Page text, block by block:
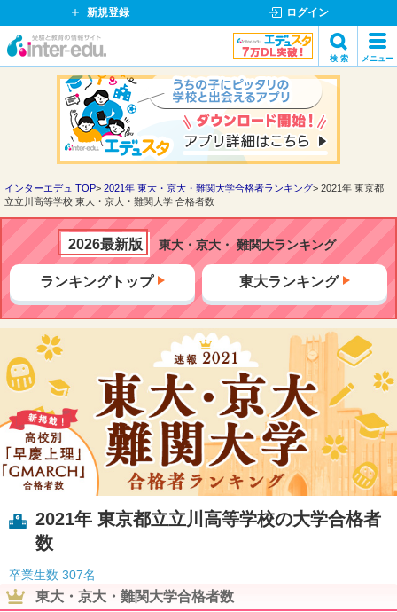
新規登録 ログイン
イ
ド
ッ
ト
検 索 メニュー
検索
インターエデュ TOP 2021年 東大・京大・難関大学合格者ランキング
2021年 東京都
立立川高等学校 東大・京大・難関大学 合格者数
2026最新版 東大・京大・ 難関大ランキング
ランキングトップ 東大ランキング
2021年 東京都立立川高等学校の大学合格者
数
卒業生数 307名
東大・京大・難関大学合格者数